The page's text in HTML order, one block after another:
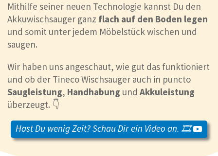
Mithilfe seiner neuen Technologie kannst Du den
Akkuwischsauger ganz flach auf den Boden legen
und somit unter jedem Möbelstück wischen und
saugen.
Wir haben uns angeschaut, wie gut das funktioniert
und ob der Tineco Wischsauger auch in puncto
Saugleistung, Handhabung und Akkuleistung
überzeugt. 👇
Hast Du wenig Zeit? Schau Dir ein Video an. 🎞️